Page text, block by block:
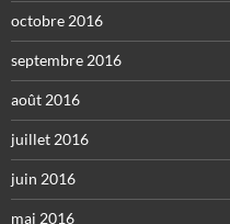
octobre 2016
septembre 2016
août 2016
juillet 2016
juin 2016
mai 2016